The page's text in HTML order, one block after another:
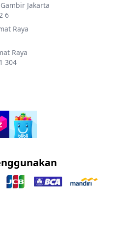
Jakarta
6
Raya
Raya
304